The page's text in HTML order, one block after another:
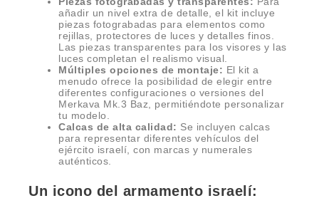
añadir un nivel extra de detalle, el kit incluye
piezas fotograbadas para elementos como
rejillas, protectores de luces y detalles finos.
Las piezas transparentes para los visores y las
luces completan el realismo visual.
Múltiples opciones de montaje: El kit a
menudo ofrece la posibilidad de elegir entre
diferentes configuraciones o versiones del
Merkava Mk.3 Baz, permitiéndote personalizar
tu modelo.
Calcas de alta calidad: Se incluyen calcas
para representar diferentes vehículos del
ejército israelí, con marcas y numerales
auténticos.
Un icono del armamento israelí: